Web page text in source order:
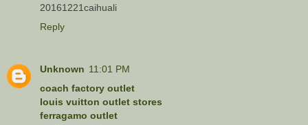
20161221caihuali
Reply
Unknown 11:01 PM
coach factory outlet
louis vuitton outlet stores
ferragamo outlet